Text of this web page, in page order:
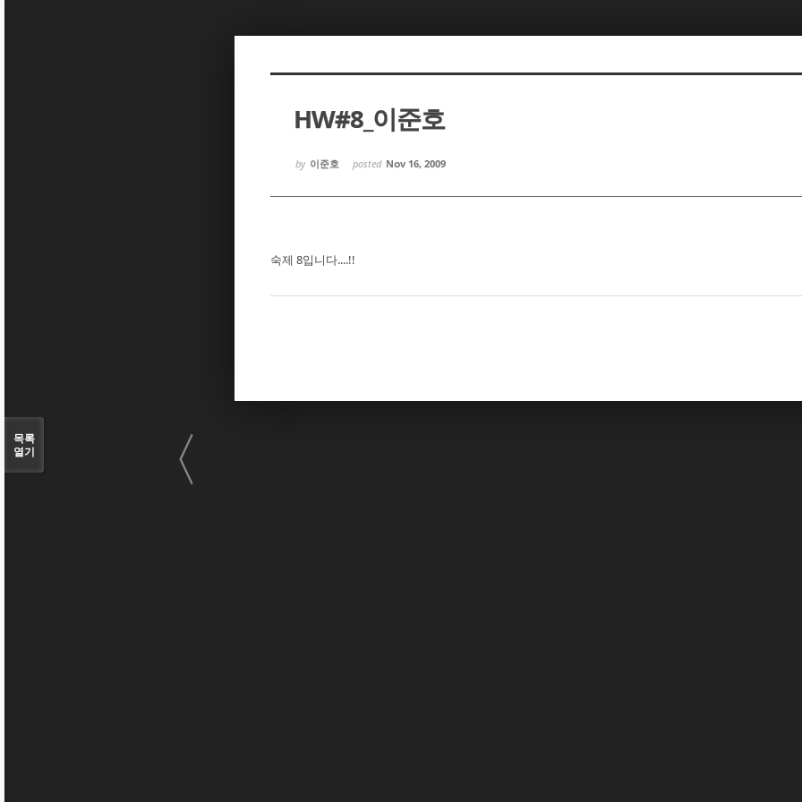
HW#8_이준호
by 이준호 posted Nov 16, 2009
숙제 8입니다....!!
〈
목록
열기
Sketchbook5, 스케치북5
Sketchbook5, 스케치북5
Sketchbook5, 스케치북5
Sketchbook5, 스케치북5